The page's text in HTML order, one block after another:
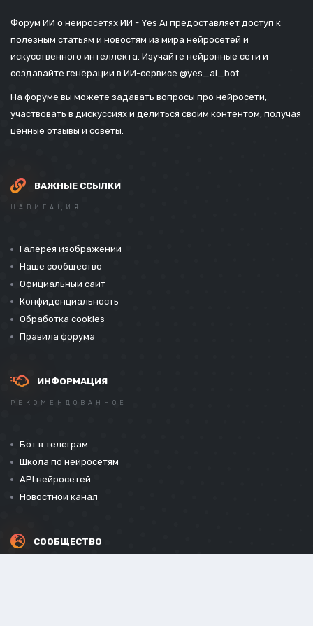
Форум ИИ о нейросетях ИИ - Yes Ai предоставляет доступ к
полезным статьям и новостям из мира нейросетей и
искусственного интеллекта. Изучайте нейронные сети и
создавайте генерации в ИИ-сервисе @yes_ai_bot
На форуме вы можете задавать вопросы про нейросети,
участвовать в дискуссиях и делиться своим контентом, получая
ценные отзывы и советы.
ВАЖНЫЕ ССЫЛКИ
НАВИГАЦИЯ
Галерея изображений
Наше сообщество
Официальный сайт
Конфиденциальность
Обработка cookies
Правила форума
ИНФОРМАЦИЯ
РЕКОМЕНДОВАННОЕ
Бот в телеграм
Школа по нейросетям
API нейросетей
Новостной канал
СООБЩЕСТВО